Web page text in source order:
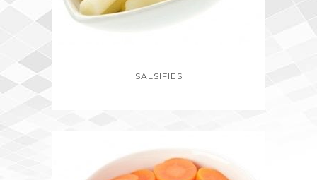
SALSIFIES